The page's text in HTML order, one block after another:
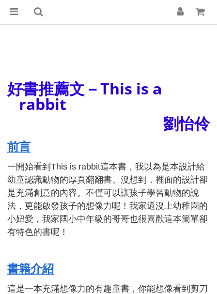
好書推薦文－This is a
rabbit
劉怡伶
前言
一開始看到 This is rabbit這本書，我以為是本設計給
幼童認識動物的厚頁翻翻書。沒想到，裡面的設計卻
是充滿創意的內容。不僅可以讓孩子學習動物的說
法，更能啟發孩子的想像力呢！我家還沒上幼稚園的
小妞愛，我家國小中年級的哥哥也很喜歡這本簡單卻
有特色的書呢！
書籍介紹
這是一本充滿想像力的有趣童書，你能想像看到剪刀